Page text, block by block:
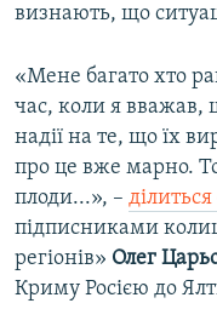
визнають, що
«Мене багато хто
час, коли я вважав,
надії на те, що їх
про це вже марно.
плоди...», –
підписниками
регіонів» Олег
Криму Росією до